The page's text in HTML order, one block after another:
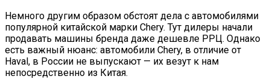
Немного другим образом обстоят дела с автомобилями
популярной китайской марки Chery. Тут дилеры начали
продавать машины бренда даже дешевле РРЦ. Однако
есть важный нюанс: автомобили Chery, в отличие от
Hаval, в России не выпускают — их везут к нам
непосредственно из Китая.